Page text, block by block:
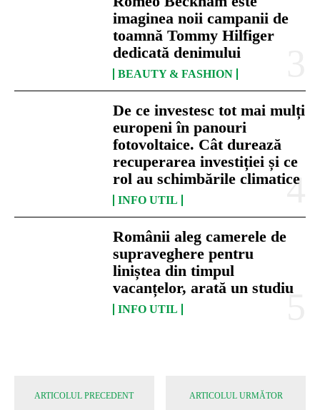
imaginea noii campanii de
toamnă Tommy Hilfiger
dedicată denimului
BEAUTY & FASHION
De ce investesc tot mai mulți
europeni în panouri
fotovoltaice. Cât durează
recuperarea investiției și ce
rol au schimbările climatice
INFO UTIL
Românii aleg camerele de
supraveghere pentru
liniștea din timpul
vacanțelor, arată un studiu
INFO UTIL
ARTICOLUL PRECEDENT ARTICOLUL URMĂTOR